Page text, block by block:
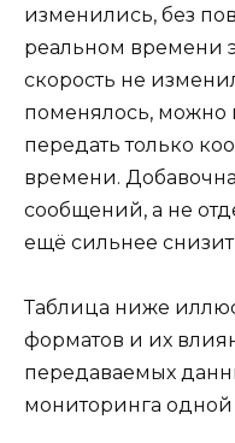
изменились, без
реальном времени
скорость не
поменялось,
передать только
времени.
сообщений, а не
ещё сильнее
Таблица ниже
форматов и их
передаваемых
мониторинга